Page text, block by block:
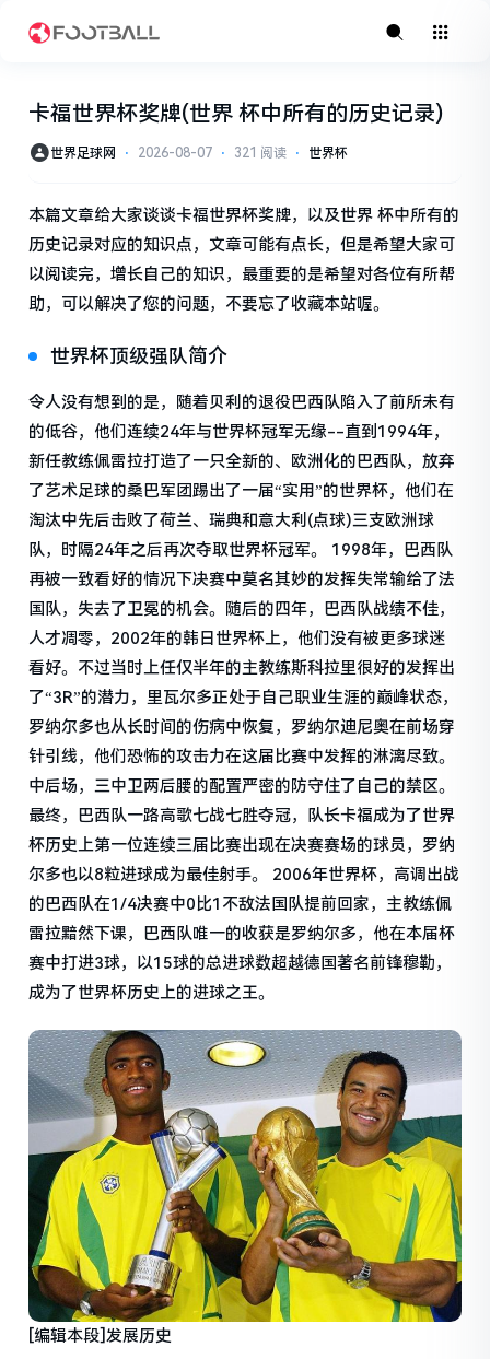
卡福世界杯奖牌(世界 杯中所有的历史记录)
世界足球网 ⋅ 2026-08-07 ⋅ 321 阅读 ⋅ 世界杯
本篇文章给大家谈谈卡福世界杯奖牌，以及世界 杯中所有的
历史记录对应的知识点，文章可能有点长，但是希望大家可
以阅读完，增长自己的知识，最重要的是希望对各位有所帮
助，可以解决了您的问题，不要忘了收藏本站喔。
世界杯顶级强队简介
令人没有想到的是，随着贝利的退役巴西队陷入了前所未有
的低谷，他们连续24年与世界杯冠军无缘--直到1994年，
新任教练佩雷拉打造了一只全新的、欧洲化的巴西队，放弃
了艺术足球的桑巴军团踢出了一届“实用”的世界杯，他们在
淘汰中先后击败了荷兰、瑞典和意大利(点球)三支欧洲球
队，时隔24年之后再次夺取世界杯冠军。 1998年，巴西队
再被一致看好的情况下决赛中莫名其妙的发挥失常输给了法
国队，失去了卫冕的机会。随后的四年，巴西队战绩不佳，
人才凋零，2002年的韩日世界杯上，他们没有被更多球迷
看好。不过当时上任仅半年的主教练斯科拉里很好的发挥出
了“3R”的潜力，里瓦尔多正处于自己职业生涯的巅峰状态，
罗纳尔多也从长时间的伤病中恢复，罗纳尔迪尼奥在前场穿
针引线，他们恐怖的攻击力在这届比赛中发挥的淋漓尽致。
中后场，三中卫两后腰的配置严密的防守住了自己的禁区。
最终，巴西队一路高歌七战七胜夺冠，队长卡福成为了世界
杯历史上第一位连续三届比赛出现在决赛赛场的球员，罗纳
尔多也以8粒进球成为最佳射手。 2006年世界杯，高调出战
的巴西队在1/4决赛中0比1不敌法国队提前回家，主教练佩
雷拉黯然下课，巴西队唯一的收获是罗纳尔多，他在本届杯
赛中打进3球，以15球的总进球数超越德国著名前锋穆勒，
成为了世界杯历史上的进球之王。
[编辑本段]发展历史